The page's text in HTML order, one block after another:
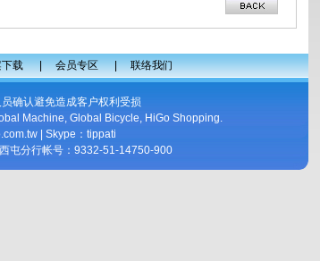
2013/12/1~2013/12/18
臭氧与日常生活的关系
2013/12/1~2013/12/18
活氧的特性
载|会员专区|联络我们
确认避免造成客户权利受损
Machine, Global Bicycle, HiGo Shopping.
| Skype：tippati
屯分行帐号：9332-51-14750-900